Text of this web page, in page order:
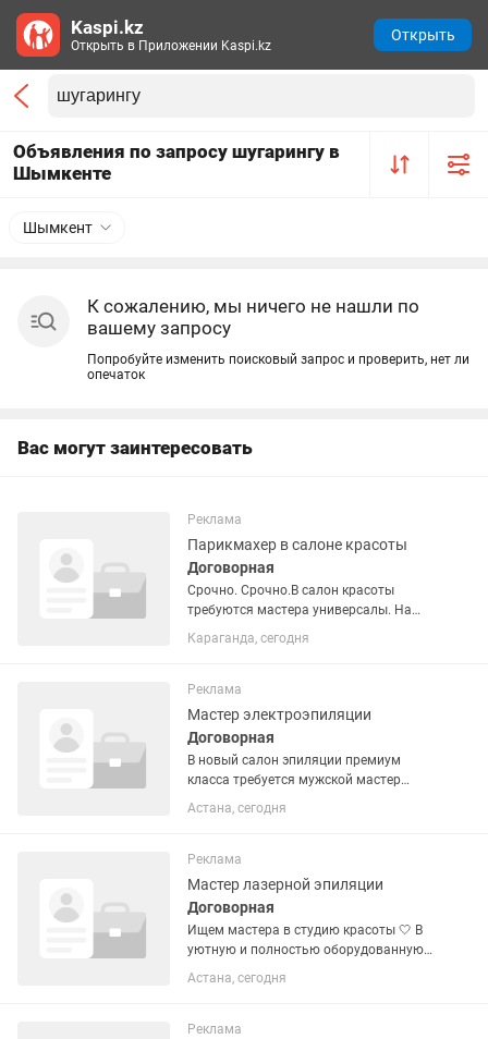
Объявления по запросу шугарингу в
Шымкенте
Шымкент
К сожалению, мы ничего не нашли по
вашему запросу
Попробуйте изменить поисковый запрос и проверить, нет ли
опечаток
Вас могут заинтересовать
Реклама
Парикмахер в салоне красоты
Договорная
Срочно. Срочно.В салон красоты
требуются мастера универсалы. На
аренду кресла. Мастер маникюра.
Мастер на наращивание ресниц.
Караганда, сегодня
Реклама
Мастер электроэпиляции
Договорная
В новый салон эпиляции премиум
класса требуется мужской мастер
эпиляции (шугаринг/воск/
электроэпиляция). Условия: ПОД
вовремя (процент 60/40 + 10% от
продажи...
Астана, сегодня
Реклама
Мастер лазерной эпиляции
Договорная
Ищем мастера в студию красоты 🤍 В
уютную и полностью оборудованную
студию требуется мастер по лазерной
эпиляции, шугарингу и восковой
на процент; ♦️полностью...
Астана, сегодня
Реклама
Kaspi.kz
Открыть в Приложении Kaspi.kz
Открыть